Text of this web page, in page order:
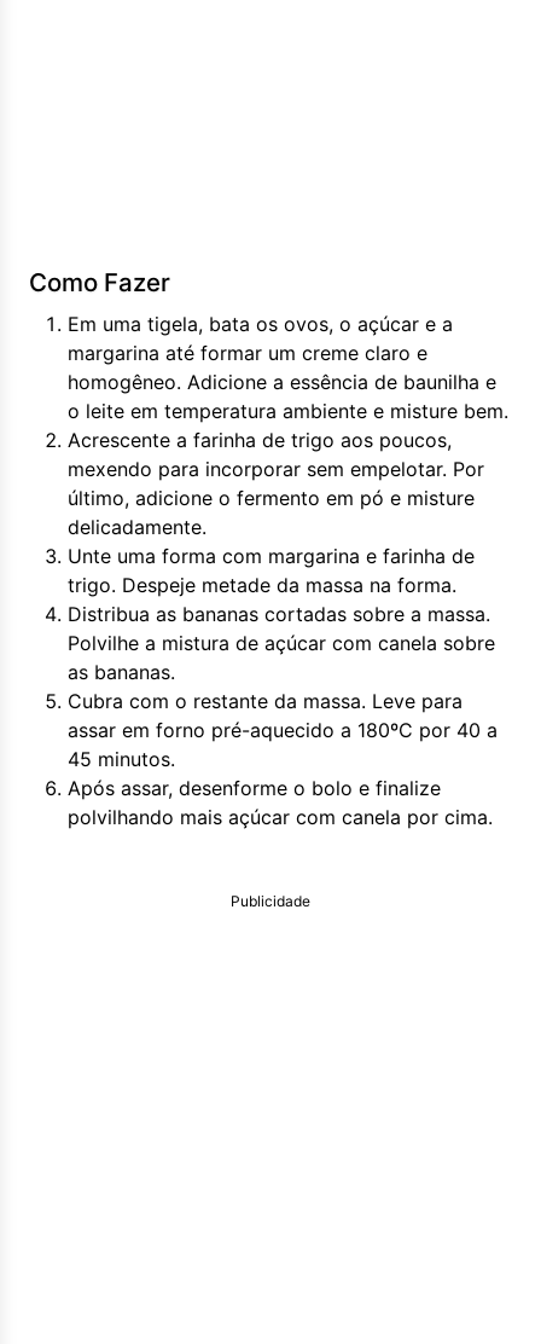
Como Fazer
Em uma tigela, bata os ovos, o açúcar e a
margarina até formar um creme claro e
homogêneo. Adicione a essência de baunilha e
o leite em temperatura ambiente e misture bem.
Acrescente a farinha de trigo aos poucos,
mexendo para incorporar sem empelotar. Por
último, adicione o fermento em pó e misture
delicadamente.
Unte uma forma com margarina e farinha de
trigo. Despeje metade da massa na forma.
Distribua as bananas cortadas sobre a massa.
Polvilhe a mistura de açúcar com canela sobre
as bananas.
Cubra com o restante da massa. Leve para
assar em forno pré-aquecido a 180ºC por 40 a
45 minutos.
Após assar, desenforme o bolo e finalize
polvilhando mais açúcar com canela por cima.
Publicidade